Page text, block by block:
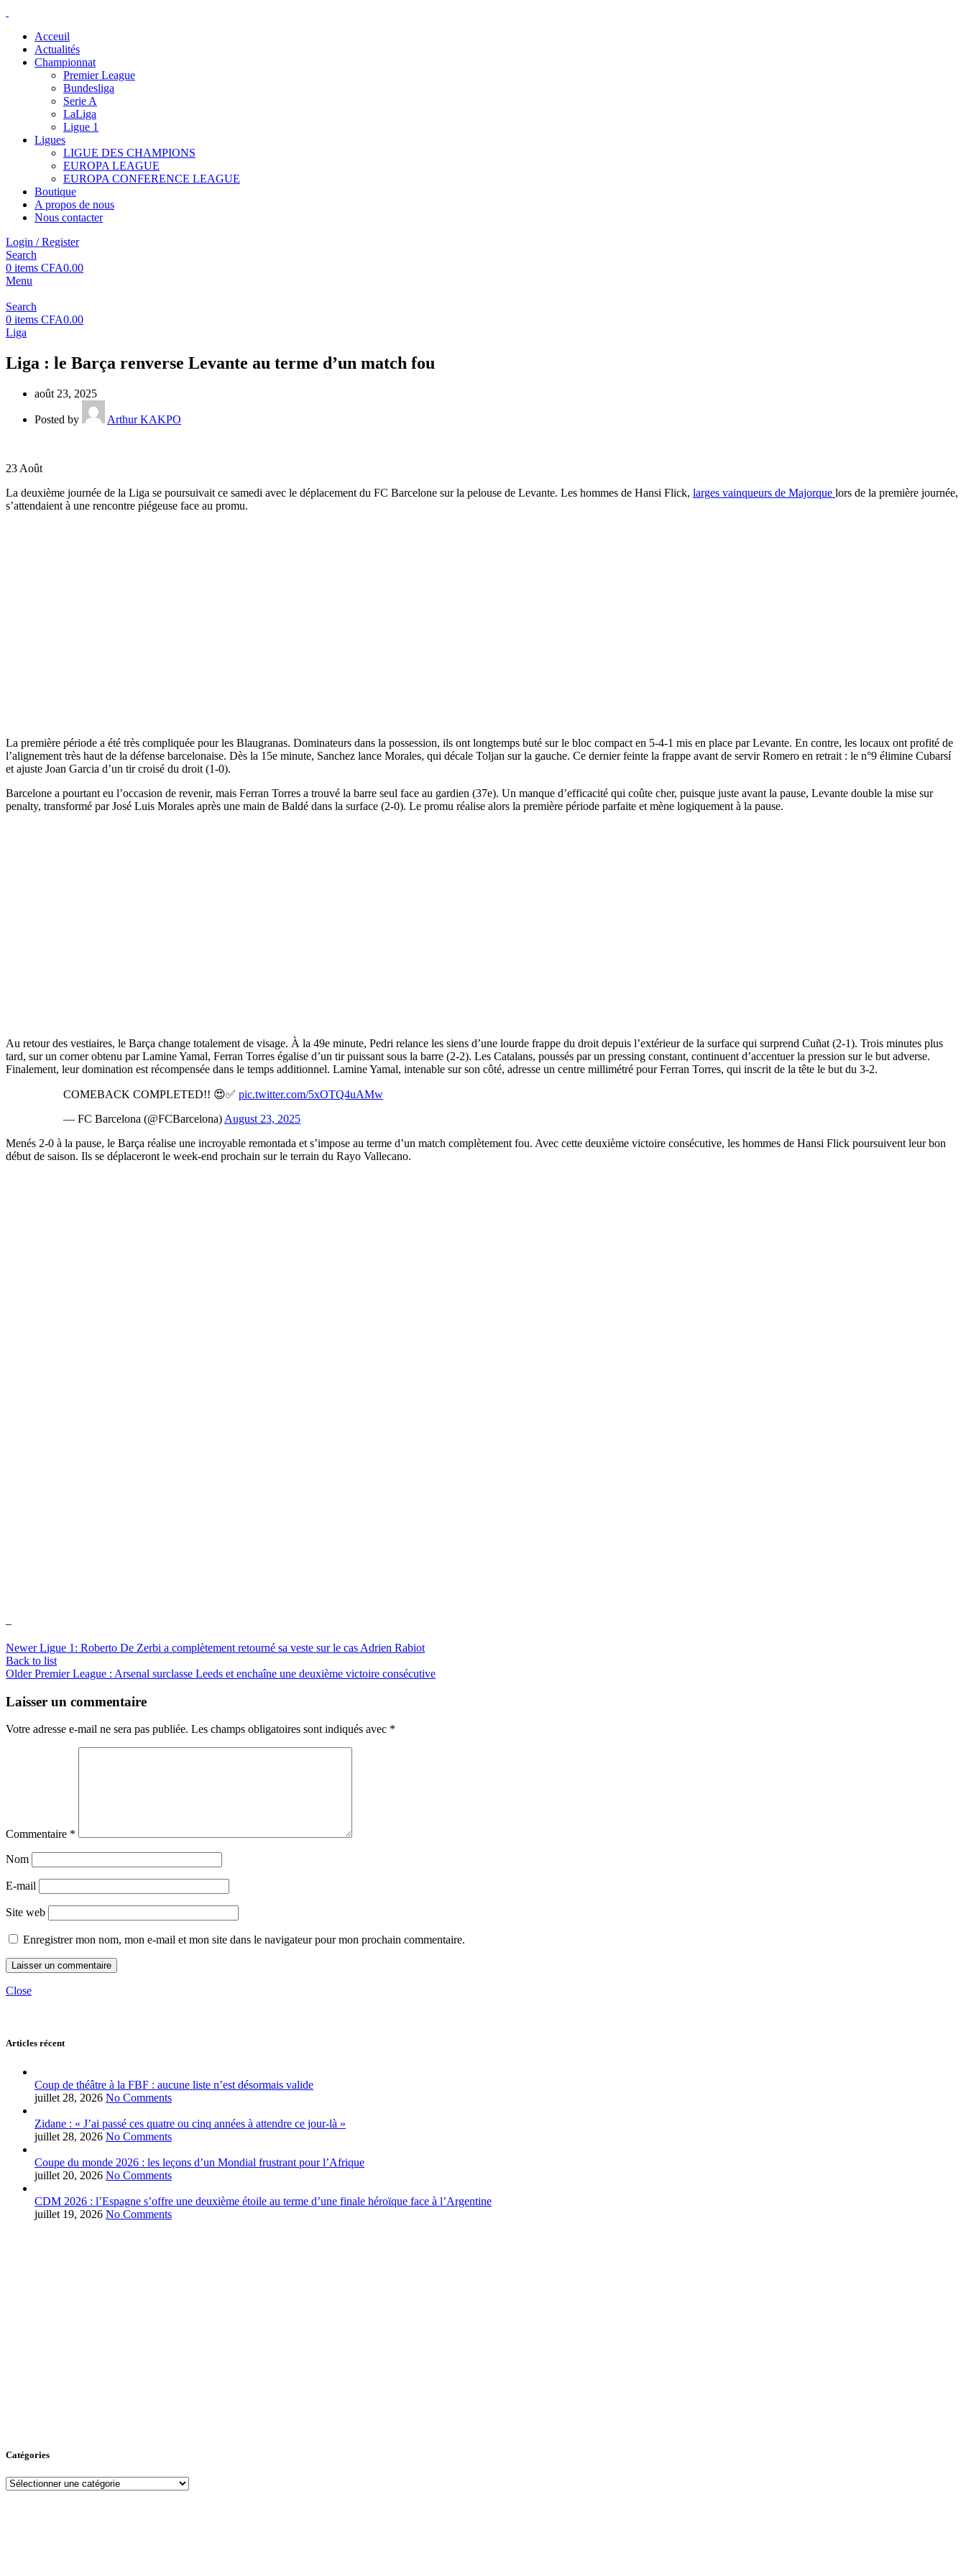
Acceuil
Actualités
Championnat
Premier League
Bundesliga
Serie A
LaLiga
Ligue 1
Ligues
LIGUE DES CHAMPIONS
EUROPA LEAGUE
EUROPA CONFERENCE LEAGUE
Boutique
A propos de nous
Nous contacter
Login / Register
Search
0 items CFA0.00
Menu
Search
0 items CFA0.00
Liga
Liga : le Barça renverse Levante au terme d’un match fou
août 23, 2025
Posted by Arthur KAKPO
23 Août
La deuxième journée de la Liga se poursuivait ce samedi avec le déplacement du FC Barcelone sur la pelouse de Levante. Les hommes de Hansi Flick, larges vainqueurs de Majorque lors de la première journée,
s’attendaient à une rencontre piégeuse face au promu.
La première période a été très compliquée pour les Blaugranas. Dominateurs dans la possession, ils ont longtemps buté sur le bloc compact en 5-4-1 mis en place par Levante. En contre, les locaux ont profité de
l’alignement très haut de la défense barcelonaise. Dès la 15e minute, Sanchez lance Morales, qui décale Toljan sur la gauche. Ce dernier feinte la frappe avant de servir Romero en retrait : le n°9 élimine Cubarsí
et ajuste Joan Garcia d’un tir croisé du droit (1-0).
Barcelone a pourtant eu l’occasion de revenir, mais Ferran Torres a trouvé la barre seul face au gardien (37e). Un manque d’efficacité qui coûte cher, puisque juste avant la pause, Levante double la mise sur
penalty, transformé par José Luis Morales après une main de Baldé dans la surface (2-0). Le promu réalise alors la première période parfaite et mène logiquement à la pause.
Au retour des vestiaires, le Barça change totalement de visage. À la 49e minute, Pedri relance les siens d’une lourde frappe du droit depuis l’extérieur de la surface qui surprend Cuñat (2-1). Trois minutes plus
tard, sur un corner obtenu par Lamine Yamal, Ferran Torres égalise d’un tir puissant sous la barre (2-2). Les Catalans, poussés par un pressing constant, continuent d’accentuer la pression sur le but adverse.
Finalement, leur domination est récompensée dans le temps additionnel. Lamine Yamal, intenable sur son côté, adresse un centre millimétré pour Ferran Torres, qui inscrit de la tête le but du 3-2.
COMEBACK COMPLETED!! 😍✅ pic.twitter.com/5xOTQ4uAMw
— FC Barcelona (@FCBarcelona) August 23, 2025
Menés 2-0 à la pause, le Barça réalise une incroyable remontada et s’impose au terme d’un match complètement fou. Avec cette deuxième victoire consécutive, les hommes de Hansi Flick poursuivent leur bon
début de saison. Ils se déplaceront le week-end prochain sur le terrain du Rayo Vallecano.
–
Newer Ligue 1: Roberto De Zerbi a complètement retourné sa veste sur le cas Adrien Rabiot
Back to list
Older Premier League : Arsenal surclasse Leeds et enchaîne une deuxième victoire consécutive
Laisser un commentaire
Votre adresse e-mail ne sera pas publiée. Les champs obligatoires sont indiqués avec *
Commentaire *
Nom
E-mail
Site web
Enregistrer mon nom, mon e-mail et mon site dans le navigateur pour mon prochain commentaire.
Close
Articles récent
Coup de théâtre à la FBF : aucune liste n’est désormais valide
juillet 28, 2026 No Comments
Zidane : « J’ai passé ces quatre ou cinq années à attendre ce jour-là »
juillet 28, 2026 No Comments
Coupe du monde 2026 : les leçons d’un Mondial frustrant pour l’Afrique
juillet 20, 2026 No Comments
CDM 2026 : l’Espagne s’offre une deuxième étoile au terme d’une finale héroïque face à l’Argentine
juillet 19, 2026 No Comments
Catégories
Catégories